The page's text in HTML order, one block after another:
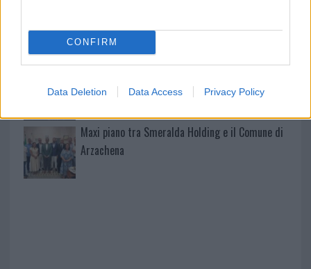
CONFIRM
Data Deletion Data Access Privacy Policy
raccolta differenziata
Festival al Romazzino
Maxi piano tra Smeralda Holding e il Comune di
Arzachena